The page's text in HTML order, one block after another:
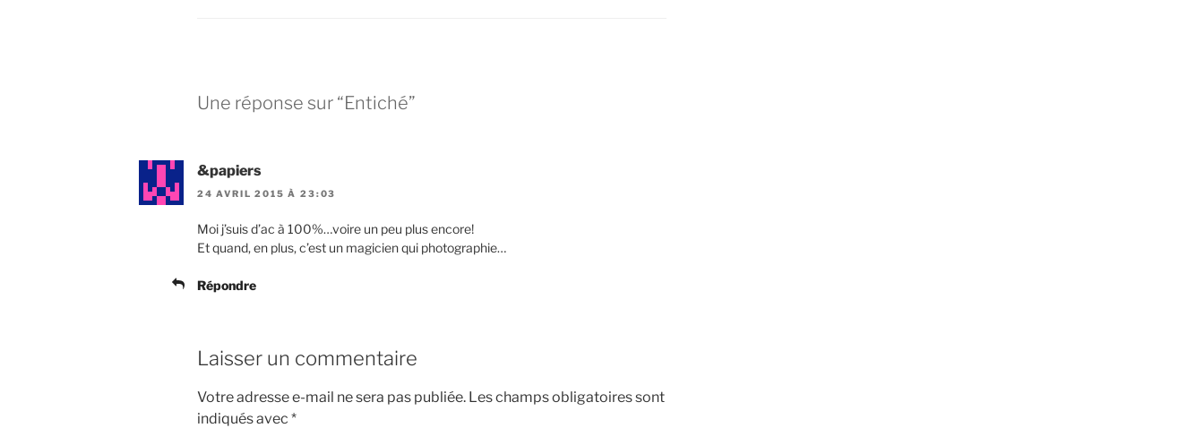
Une réponse sur “Entiché”
&papiers
24 AVRIL 2015 À 23:03
Moi j’suis d’ac à 100%…voire un peu plus encore!
Et quand, en plus, c’est un magicien qui photographie…
Répondre
Laisser un commentaire
Votre adresse e-mail ne sera pas publiée. Les champs obligatoires sont
indiqués avec *